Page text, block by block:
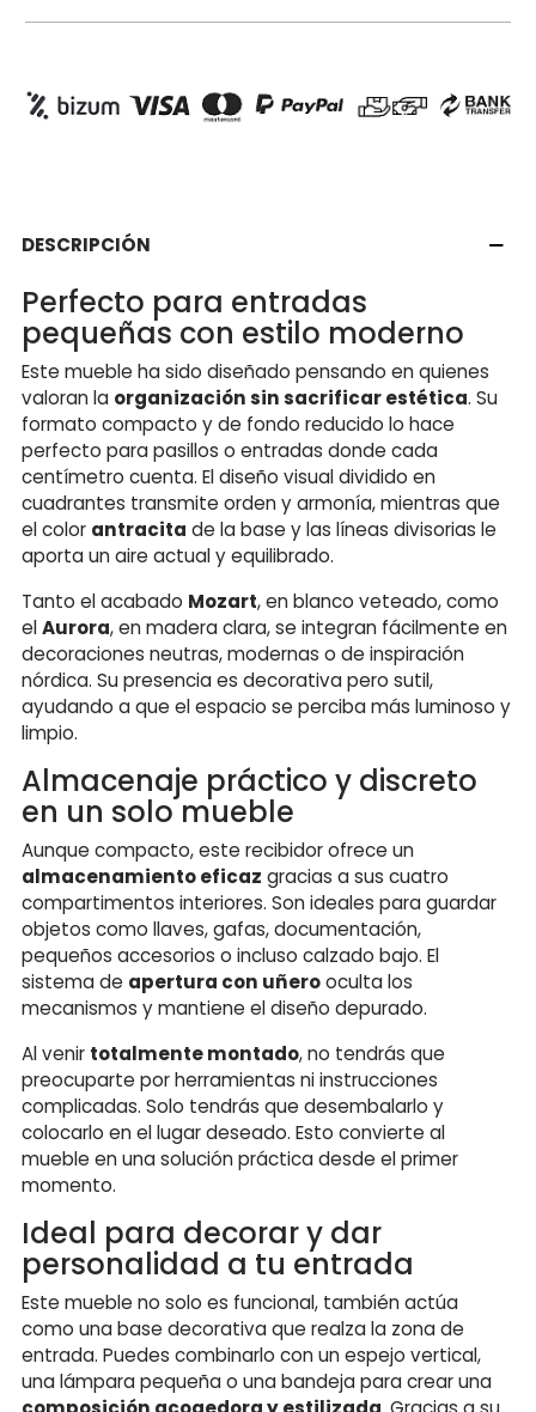
DESCRIPCIÓN
Perfecto para entradas
pequeñas con estilo moderno
Este mueble ha sido diseñado pensando en quienes
valoran la organización sin sacrificar estética. Su
formato compacto y de fondo reducido lo hace
perfecto para pasillos o entradas donde cada
centímetro cuenta. El diseño visual dividido en
cuadrantes transmite orden y armonía, mientras que
el color antracita de la base y las líneas divisorias le
aporta un aire actual y equilibrado.
Tanto el acabado Mozart, en blanco veteado, como
elAurora, en madera clara, se integran fácilmente en
decoraciones neutras, modernas o de inspiración
nórdica. Su presencia es decorativa pero sutil,
ayudando a que el espacio se perciba más luminoso y
limpio.
Almacenaje práctico y discreto
en un solo mueble
Aunque compacto, este recibidor ofrece un
almacenamiento eficaz gracias a sus cuatro
compartimentos interiores. Son ideales para guardar
objetos como llaves, gafas, documentación,
pequeños accesorios o incluso calzado bajo. El
sistema de apertura con uñerooculta los
mecanismos y mantiene el diseño depurado.
Al venir totalmente montado, no tendrás que
preocuparte por herramientas ni instrucciones
complicadas. Solo tendrás que desembalarlo y
colocarlo en el lugar deseado. Esto convierte al
mueble en una solución práctica desde el primer
momento.
Ideal para decorar y dar
personalidad a tu entrada
Este mueble no solo es funcional, también actúa
como una base decorativa que realza la zona de
entrada. Puedes combinarlo con un espejo vertical,
una lámpara pequeña o una bandeja para crear una